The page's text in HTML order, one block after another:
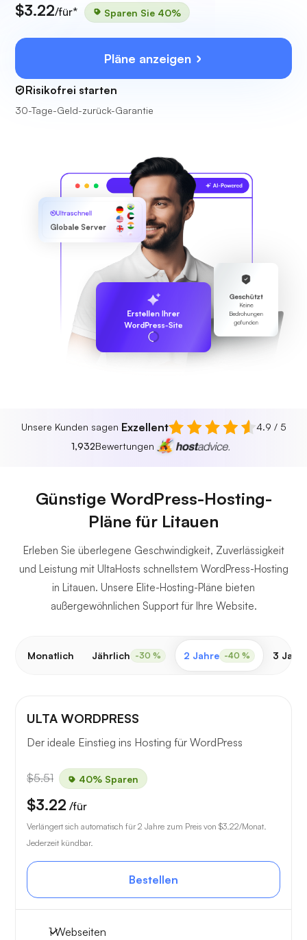
$3.22/für* Sparen Sie 40%
Pläne anzeigen
Risikofrei starten
30-Tage-Geld-zurück-Garantie
Geschützt
Keine
Bedrohungen
gefunden
Ultraschnell
Globale Server
Erstellen Ihrer
WordPress-Site
Unsere Kunden sagen Exzellent
4.9 / 5
1,932Bewertungen
Günstige WordPress-Hosting-
Pläne für Litauen
Erleben Sie überlegene Geschwindigkeit, Zuverlässigkeit
und Leistung mit UltaHosts schnellstem WordPress-Hosting
in Litauen. Unsere Elite-Hosting-Pläne bieten
außergewöhnlichen Support für Ihre Website.
Monatlich Jährlich -30 % 2 Jahre -40 % 3
ULTA WORDPRESS
Der ideale Einstieg ins Hosting für WordPress
$5.51 40% Sparen
$3.22 /für
Verlängert sich automatisch für 2 Jahre zum Preis von $3.22/Monat.
Jederzeit kündbar.
Bestellen
1 Webseiten